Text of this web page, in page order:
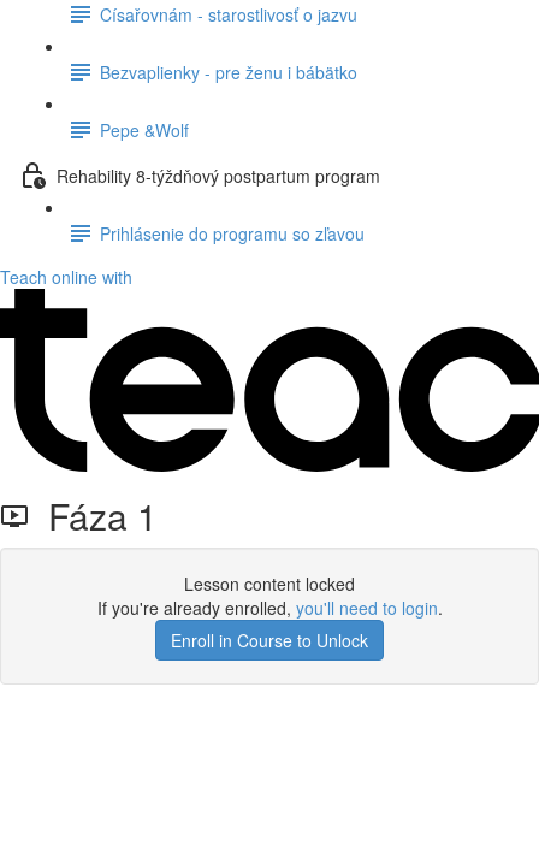
Císařovnám - starostlivosť o jazvu
Bezvaplienky - pre ženu i bábätko
Pepe &Wolf
Rehability 8-týždňový postpartum program
Prihlásenie do programu so zľavou
Teach online with
Fáza 1
Lesson content locked
If you're already enrolled, you'll need to login.
Enroll in Course to Unlock